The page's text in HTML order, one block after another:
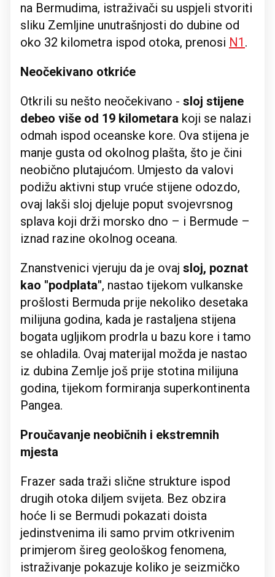
na Bermudima, istraživači su uspjeli stvoriti
sliku Zemljine unutrašnjosti do dubine od
oko 32 kilometra ispod otoka, prenosi N1 .
Neočekivano otkriće
Otkrili su nešto neočekivano - sloj stijene
debeo više od 19 kilometara koji se nalazi
odmah ispod oceanske kore. Ova stijena je
manje gusta od okolnog plašta, što je čini
neobično plutajućom. Umjesto da valovi
podižu aktivni stup vruće stijene odozdo,
ovaj lakši sloj djeluje poput svojevrsnog
splava koji drži morsko dno – i Bermude –
iznad razine okolnog oceana.
Znanstvenici vjeruju da je ovaj sloj, poznat
kao "podplata", nastao tijekom vulkanske
prošlosti Bermuda prije nekoliko desetaka
milijuna godina, kada je rastaljena stijena
bogata ugljikom prodrla u bazu kore i tamo
se ohladila. Ovaj materijal možda je nastao
iz dubina Zemlje još prije stotina milijuna
godina, tijekom formiranja superkontinenta
Pangea.
Proučavanje neobičnih i ekstremnih
mjesta
Frazer sada traži slične strukture ispod
drugih otoka diljem svijeta. Bez obzira
hoće li se Bermudi pokazati doista
jedinstvenima ili samo prvim otkrivenim
primjerom šireg geološkog fenomena,
istraživanje pokazuje koliko je seizmičko